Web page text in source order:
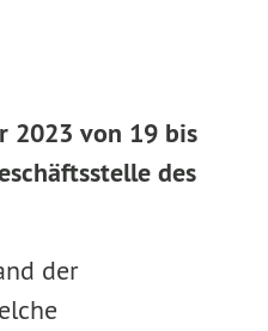
2023 von 19 bis
des
der